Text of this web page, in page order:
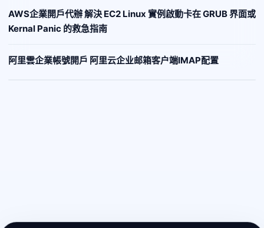
AWS企業開戶代辦 解決 EC2 Linux 實例啟動卡在 GRUB 界面或
Kernal Panic 的救急指南
阿里雲企業帳號開戶 阿里云企业邮箱客户端IMAP配置